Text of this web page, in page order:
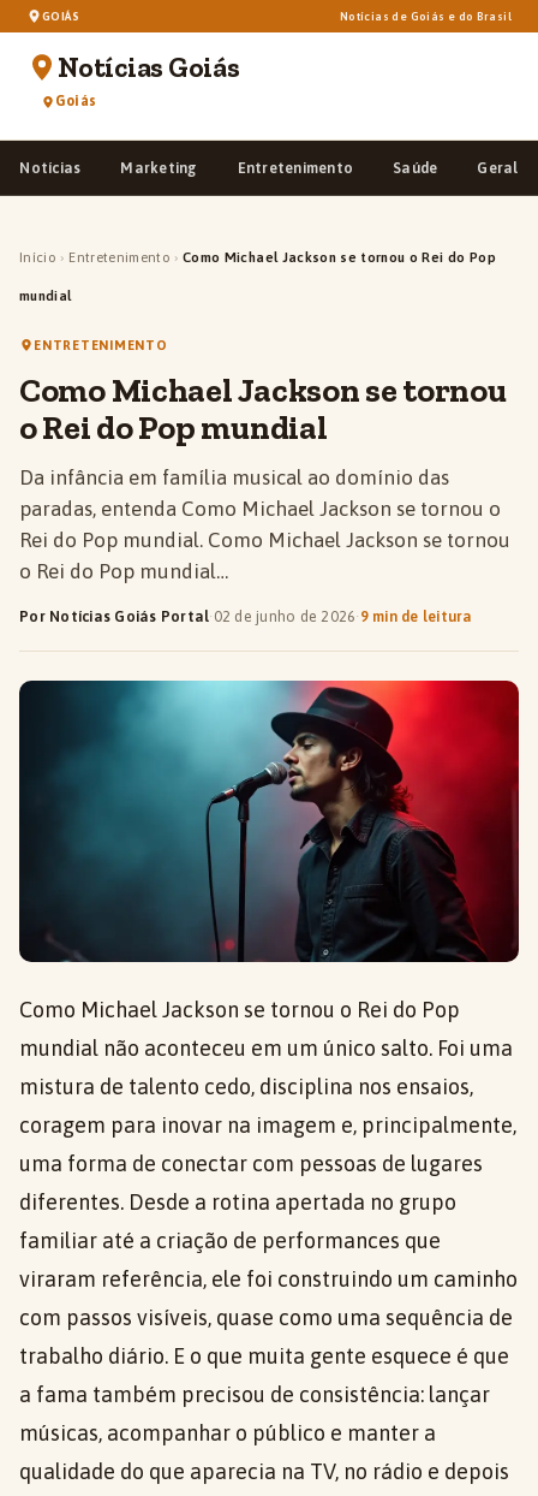
GOIÁS Notícias de Goiás e do Brasil
Notícias Goiás
Goiás
Notícias Marketing Entretenimento Saúde Geral
Início › Entretenimento › Como Michael Jackson se tornou o Rei do Pop
mundial
ENTRETENIMENTO
Como Michael Jackson se tornou
o Rei do Pop mundial
Da infância em família musical ao domínio das
paradas, entenda Como Michael Jackson se tornou o
Rei do Pop mundial. Como Michael Jackson se tornou
o Rei do Pop mundial…
Por Notícias Goiás Portal· 02 de junho de 2026· 9 min de leitura
Como Michael Jackson se tornou o Rei do Pop
mundial não aconteceu em um único salto. Foi uma
mistura de talento cedo, disciplina nos ensaios,
coragem para inovar na imagem e, principalmente,
uma forma de conectar com pessoas de lugares
diferentes. Desde a rotina apertada no grupo
familiar até a criação de performances que
viraram referência, ele foi construindo um caminho
com passos visíveis, quase como uma sequência de
trabalho diário. E o que muita gente esquece é que
a fama também precisou de consistência: lançar
músicas, acompanhar o público e manter a
qualidade do que aparecia na TV, no rádio e depois